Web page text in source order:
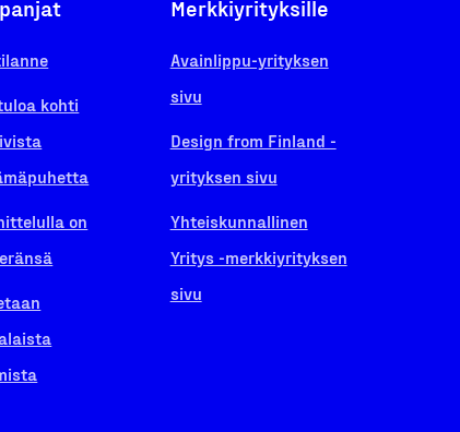
kohti
on
Merkkiyrityksille
Avainlippu-yrityksen
sivu
Design from Finland -
yrityksen sivu
Yhteiskunnallinen
Yritys -merkkiyrityksen
sivu